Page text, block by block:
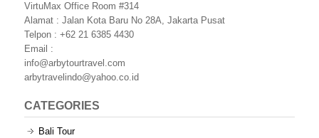
VirtuMax Office Room #314
Alamat : Jalan Kota Baru No 28A, Jakarta Pusat
Telpon : +62 21 6385 4430
Email :
info@arbytourtravel.com
arbytravelindo@yahoo.co.id
CATEGORIES
Bali Tour